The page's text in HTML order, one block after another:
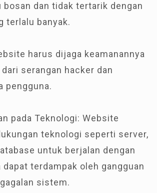
bosan dan tidak tertarik dengan
terlalu banyak.
harus dijaga keamanannya
serangan hacker dan
pengguna.
pada Teknologi: Website
teknologi seperti server,
untuk berjalan dengan
dapat terdampak oleh gangguan
sistem.